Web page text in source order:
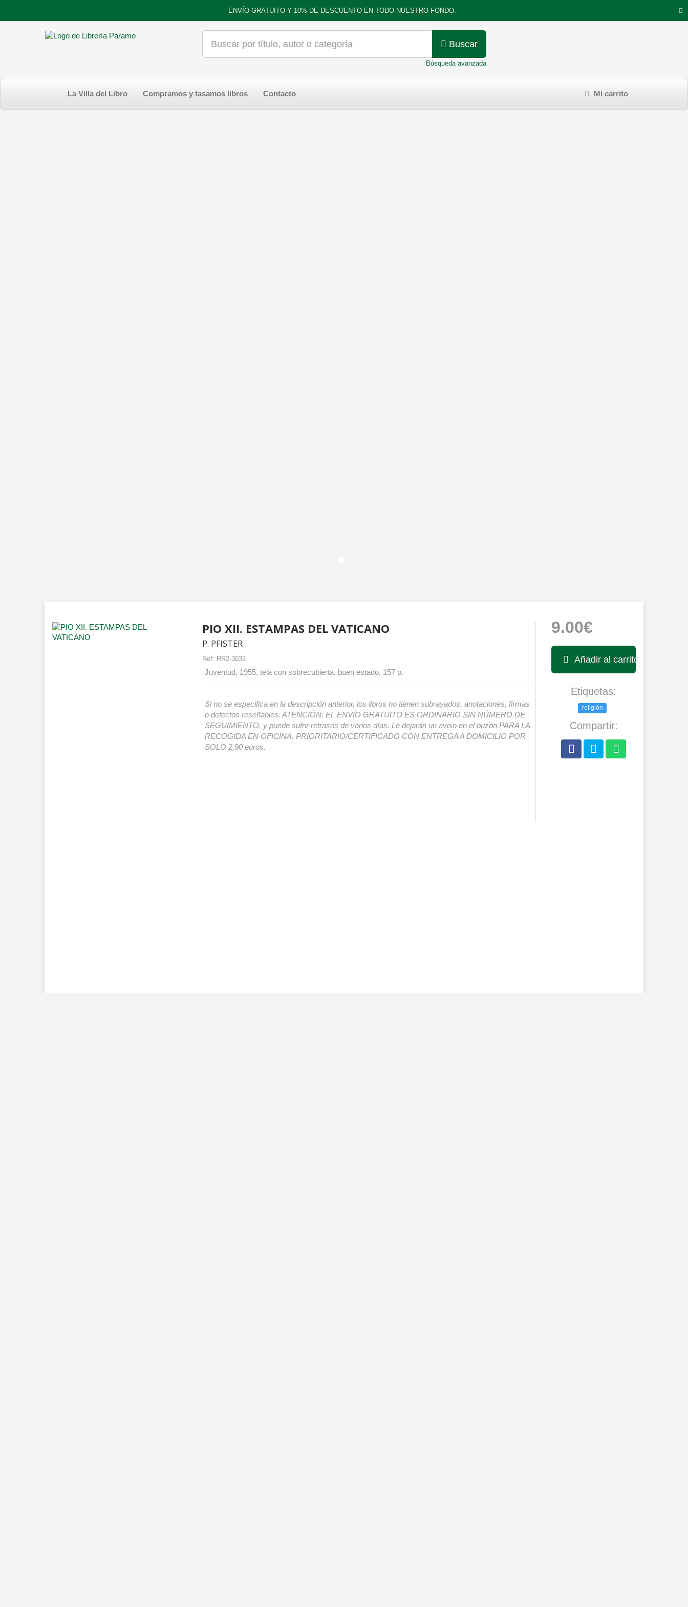
ENVÍO GRATUITO Y 10% DE DESCUENTO EN TODO NUESTRO FONDO.
Buscar
Búsqueda avanzada
La Villa del Libro Compramos y tasamos libros Contacto Mi carrito
PIO XII. ESTAMPAS DEL VATICANO
P. PFISTER
Ref: RR2-3032
Juventud, 1955, tela con sobrecubierta, buen estado, 157 p.
Si no se especifica en la descripción anterior, los libros no tienen subrayados, anotaciones, firmas
o defectos reseñables. ATENCIÓN: EL ENVÍO GRATUITO ES ORDINARIO SIN NÚMERO DE
SEGUIMIENTO, y puede sufrir retrasos de varios días. Le dejarán un aviso en el buzón PARA LA
RECOGIDA EN OFICINA. PRIORITARIO/CERTIFICADO CON ENTREGA A DOMICILIO POR
SOLO 2,90 euros.
9.00€
Añadir al carrito
Etiquetas:
religión
Compartir: